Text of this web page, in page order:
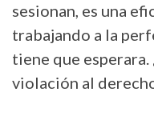
sesionan, es una
trabajando a la
tiene que esperara.
violación al